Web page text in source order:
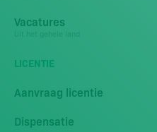
Vacatures
LICENTIE
Aanvraag licentie
Dispensatie